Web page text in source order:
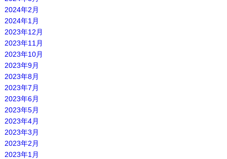
2024年2月
2024年1月
2023年12月
2023年11月
2023年10月
2023年9月
2023年8月
2023年7月
2023年6月
2023年5月
2023年4月
2023年3月
2023年2月
2023年1月